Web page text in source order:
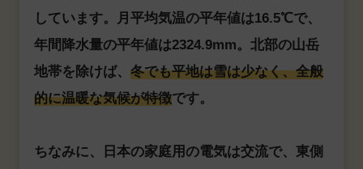
しています。月平均気温の平年値は16.5℃で、
年間降水量の平年値は2324.9mm。北部の山岳
地帯を除けば、 冬でも平地は雪は少なく、全般
的に温暖な気候が特徴です。
ちなみに、日本の家庭用の電気は交流で、東側